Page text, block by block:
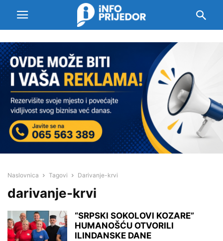
Naslovnica Tagovi Darivanje-krvi
darivanje-krvi
“SRPSKI SOKOLOVI KOZARE”
HUMANOŠĆU OTVORILI
ILINDANSKE DANE